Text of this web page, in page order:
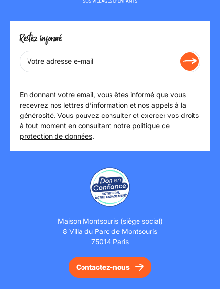
Restez informé
En donnant votre email, vous êtes informé que vous
recevrez nos lettres d’information et nos appels à la
générosité. Vous pouvez consulter et exercer vos droits
à tout moment en consultant notre politique de
protection de données.
Maison Montsouris (siège social)
8 Villa du Parc de Montsouris
75014 Paris
Contactez-nous